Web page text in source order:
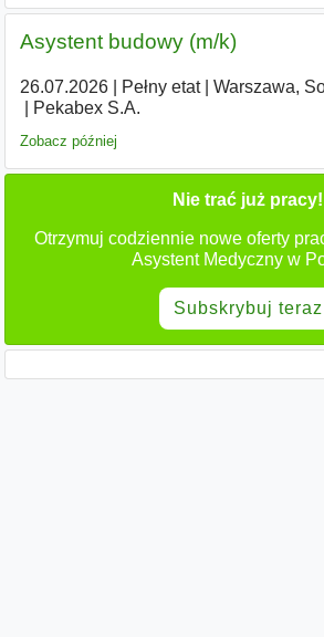
Asystent budowy (m/k)
26.07.2026| Pełny etat| Warszawa,
Pekabex S.A.
Zobacz później
Nie trać już pracy!
Otrzymuj codziennie nowe oferty
Asystent Medyczny w
Subskrybuj teraz